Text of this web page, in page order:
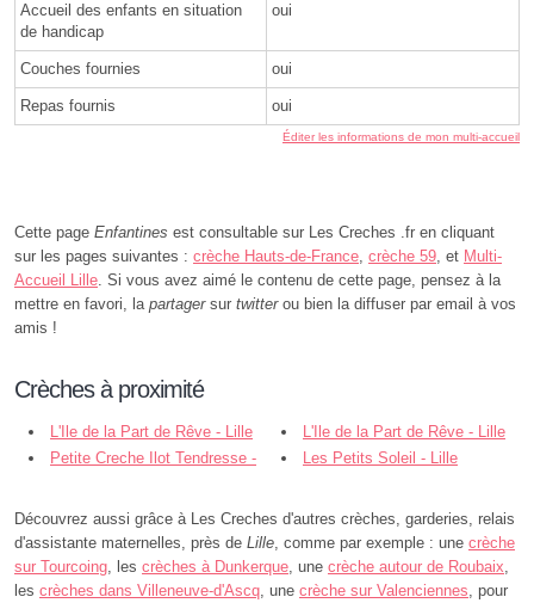
Accueil des enfants en situation
de handicap
oui
Couches fournies oui
Repas fournis oui
Éditer les informations de mon multi-accueil
Cette page Enfantines est consultable sur Les Creches .fr en cliquant
sur les pages suivantes : crèche Hauts-de-France, crèche 59, et Multi-
Accueil Lille. Si vous avez aimé le contenu de cette page, pensez à la
mettre en favori, la partagersur twitterou bien la diffuser par email à vos
amis !
Crèches à proximité
L'Ile de la Part de Rêve - Lille
L'Ile de la Part de Rêve - Lille
Petite Creche Ilot Tendresse -
Les Petits Soleil - Lille
Découvrez aussi grâce à Les Creches d'autres crèches, garderies, relais
d'assistante maternelles, près de Lille, comme par exemple : une crèche
sur Tourcoing, les crèches à Dunkerque, une crèche autour de Roubaix,
les crèches dans Villeneuve-d'Ascq, une crèche sur Valenciennes, pour